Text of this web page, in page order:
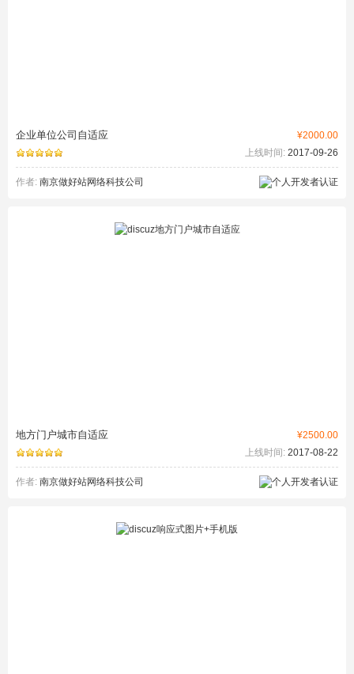
¥2000.00
企业单位公司自适应
上线时间: 2017-09-26
作者: 南京做好站网络科技公司
¥2500.00
地方门户城市自适应
上线时间: 2017-08-22
作者: 南京做好站网络科技公司